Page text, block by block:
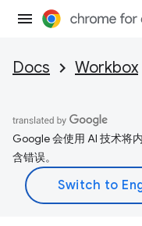
Docs Workbox
Google 会使用 AI 技术将
含错误。